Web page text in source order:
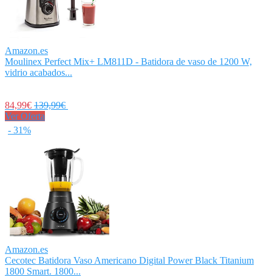
Amazon.es
Moulinex Perfect Mix+ LM811D - Batidora de vaso de 1200 W,
vidrio acabados...
84,99€ 139,99€
Ver Oferta
- 31%
Amazon.es
Cecotec Batidora Vaso Americano Digital Power Black Titanium
1800 Smart. 1800...